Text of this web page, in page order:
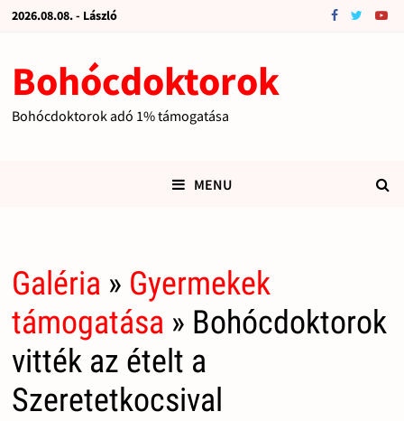
2026.08.08. - László
Bohócdoktorok
Bohócdoktorok adó 1% támogatása
MENU
Galéria » Gyermekek
támogatása » Bohócdoktorok
vitték az ételt a
Szeretetkocsival